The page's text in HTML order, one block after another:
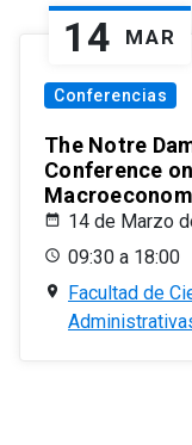
14 MAR
Conferencias
The Notre
Conference
14 de Marzo
09:30 a 18:00
Facultad de